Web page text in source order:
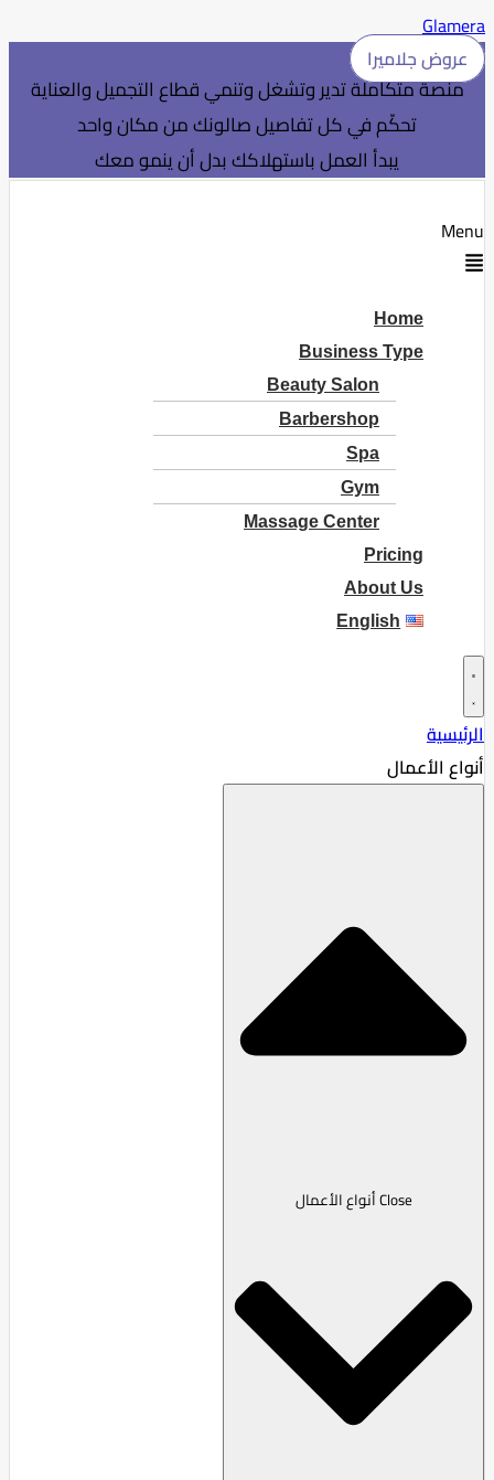
Glamera
عروض جلاميرا
منصة متكاملة تدير وتشغل وتنمي قطاع التجميل والعناية
تحكّم في كل تفاصيل صالونك من مكان واحد
يبدأ العمل باستهلاكك بدل أن ينمو معك
Menu
Home
Business Type
Beauty Salon
Barbershop
Spa
Gym
Massage Center
Pricing
About Us
English
الرئيسية
أنواع الأعمال
Close أنواع الأعمال